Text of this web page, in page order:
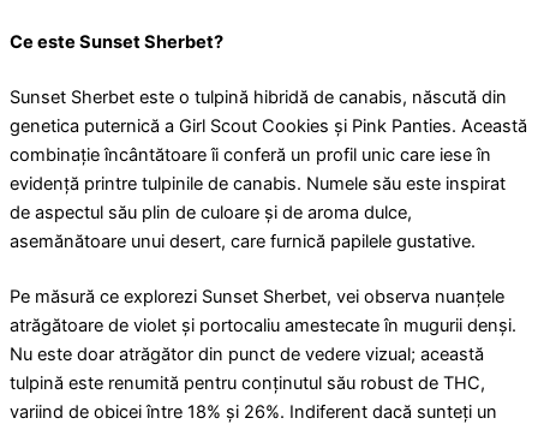
Ce este Sunset Sherbet?
Sunset Sherbet este o tulpină hibridă de canabis, născută din
genetica puternică a Girl Scout Cookies și Pink Panties. Această
combinație încântătoare îi conferă un profil unic care iese în
evidență printre tulpinile de canabis. Numele său este inspirat
de aspectul său plin de culoare și de aroma dulce,
asemănătoare unui desert, care furnică papilele gustative.
Pe măsură ce explorezi Sunset Sherbet, vei observa nuanțele
atrăgătoare de violet și portocaliu amestecate în mugurii denși.
Nu este doar atrăgător din punct de vedere vizual; această
tulpină este renumită pentru conținutul său robust de THC,
variind de obicei între 18% și 26%. Indiferent dacă sunteți un